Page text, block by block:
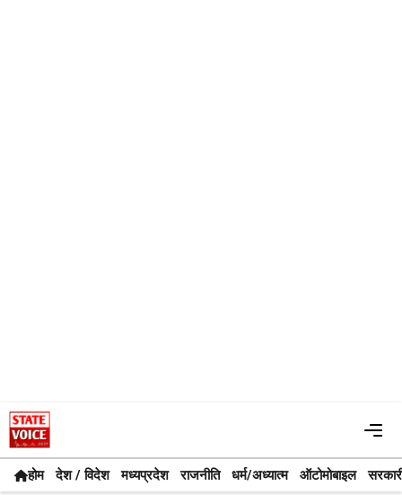
Skip
to
content
होम देश / विदेश मध्यप्रदेश राजनीति धर्म/अध्यात्म ऑटोमोबाइल